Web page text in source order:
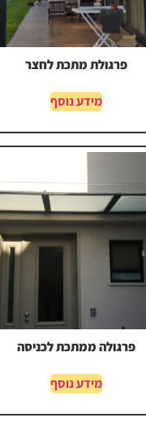
פרגולת מתכת לחצר
מידע נוסף
פרגולה ממתכת לכניסה
מידע נוסף